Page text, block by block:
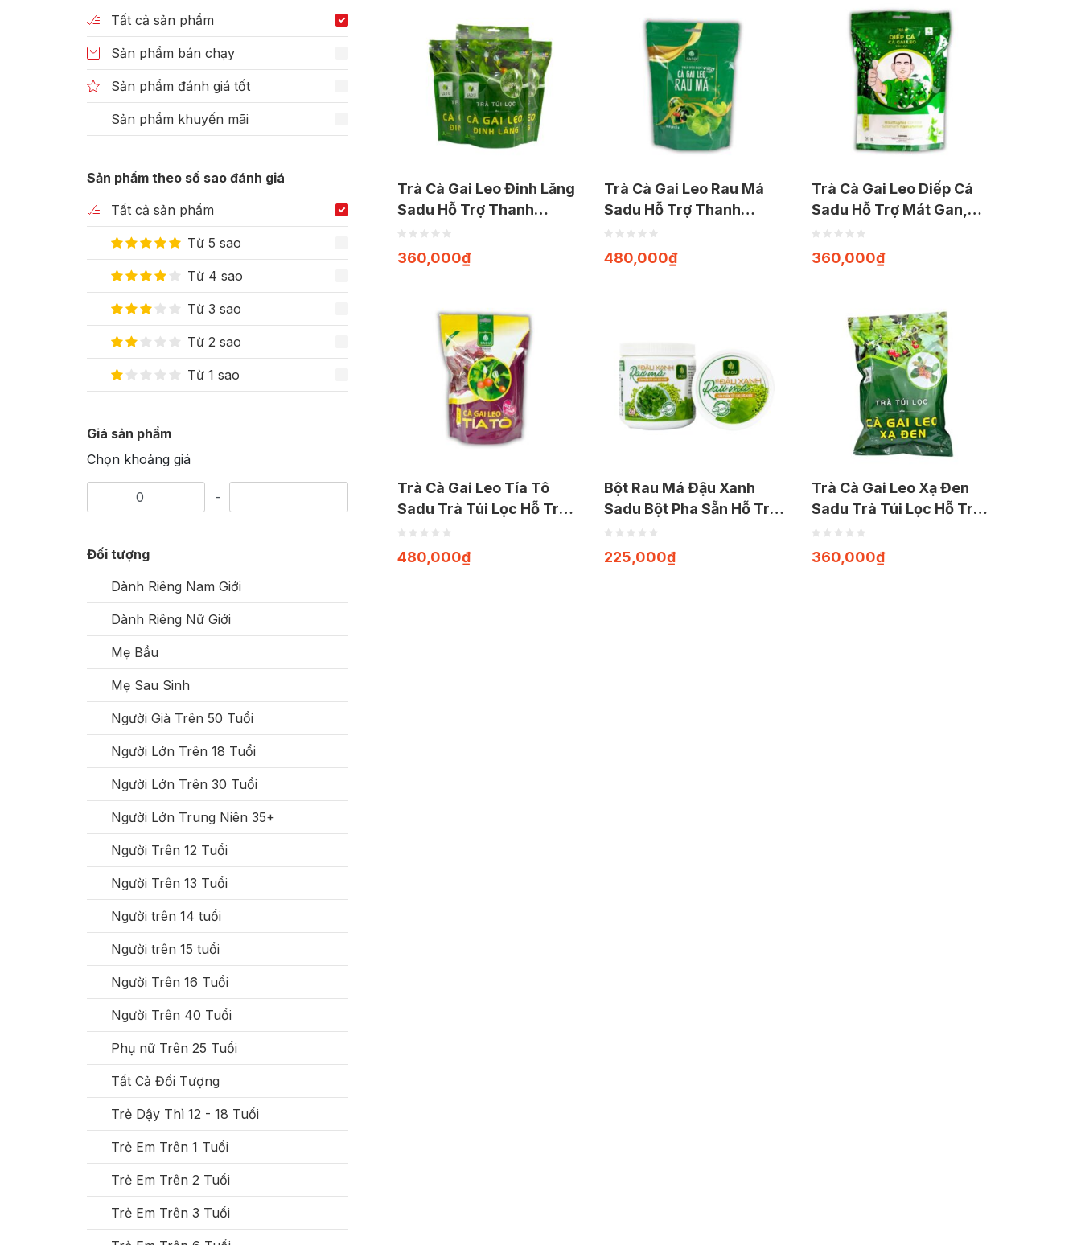
Tất cả sản phẩm
Sản phẩm bán chạy
Sản phẩm đánh giá tốt
Sản phẩm khuyến mãi
Sản phẩm theo số sao đánh giá
Tất cả sản phẩm
Từ 5 sao
Từ 4 sao
Từ 3 sao
Từ 2 sao
Từ 1 sao
Giá sản phẩm
Chọn khoảng giá
-
Đối tượng
Dành Riêng Nam Giới
Dành Riêng Nữ Giới
Mẹ Bầu
Mẹ Sau Sinh
Người Già Trên 50 Tuổi
Người Lớn Trên 18 Tuổi
Người Lớn Trên 30 Tuổi
Người Lớn Trung Niên 35+
Người Trên 12 Tuổi
Người Trên 13 Tuổi
Người trên 14 tuổi
Người trên 15 tuổi
Người Trên 16 Tuổi
Người Trên 40 Tuổi
Phụ nữ Trên 25 Tuổi
Tất Cả Đối Tượng
Trẻ Dậy Thì 12 - 18 Tuổi
Trẻ Em Trên 1 Tuổi
Trẻ Em Trên 2 Tuổi
Trẻ Em Trên 3 Tuổi
Trà Cà Gai Leo Đinh Lăng
Sadu Hỗ Trợ Thanh
Nhiệt, Giải Độc, Mát Gan
(Gói 1kg)
360,000₫
Trà Cà Gai Leo Rau Má
Sadu Hỗ Trợ Thanh
Nhiệt, Mát Gan (Gói 1kg)
480,000₫
Trà Cà Gai Leo Diếp Cá
Sadu Hỗ Trợ Mát Gan,
Giải Độc (Gói 1kg)
360,000₫
Trà Cà Gai Leo Tía Tô
Sadu Trà Túi Lọc Hỗ Trợ
Thanh Nhiệt, Giải Độc
(Túi 1kgx50 túi lọc)
480,000₫
Bột Rau Má Đậu Xanh
Sadu Bột Pha Sẵn Hỗ Trợ
Thanh Nhiệt, Giải Độc Và
Hạ Cholesterol Máu (Hộp
225,000₫
Trà Cà Gai Leo Xạ Đen
Sadu Trà Túi Lọc Hỗ Trợ
Thanh Lọc Cơ Thể ( Gói
1kg x 200 túi lọc)
360,000₫